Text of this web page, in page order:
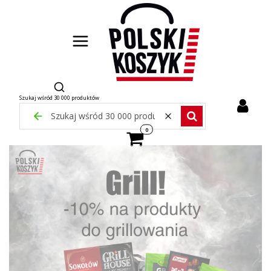
Otwórz wyszukiwarkę
Szukaj wśród 30 000 produktów
Zamknij wyszukiwarkę WyczyśćSzukaj wśród 30 000
Produkty w koszyku: 0. Zobacz